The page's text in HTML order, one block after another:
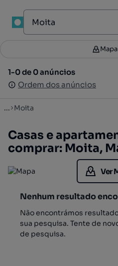
Filtros 1
1-0 de 0 anúncios
Ordem dos anúncios
Mapa
1-0 de 0 anúncios
Ordem dos anúncios
... Moita
Casas e
comprar: Moita,
Ver
Nenhum resultado
Não encontrámos
sua pesquisa. Tente de
de pesquisa.